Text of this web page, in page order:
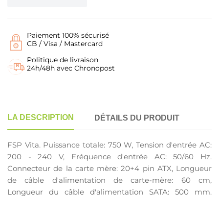
Paiement 100% sécurisé
CB / Visa / Mastercard
Politique de livraison
24h/48h avec Chronopost
LA DESCRIPTION DÉTAILS DU PRODUIT
FSP Vita. Puissance totale: 750 W, Tension d'entrée AC:
200 - 240 V, Fréquence d'entrée AC: 50/60 Hz.
Connecteur de la carte mère: 20+4 pin ATX, Longueur
de câble d'alimentation de carte-mère: 60 cm,
Longueur du câble d'alimentation SATA: 500 mm.